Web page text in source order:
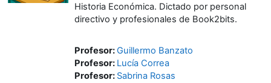
Historia Económica. Dictado por personal
directivo y profesionales de Book2bits.
Profesor:Guillermo Banzato
Profesor: Lucía Correa
Profesor: Sabrina Rosas